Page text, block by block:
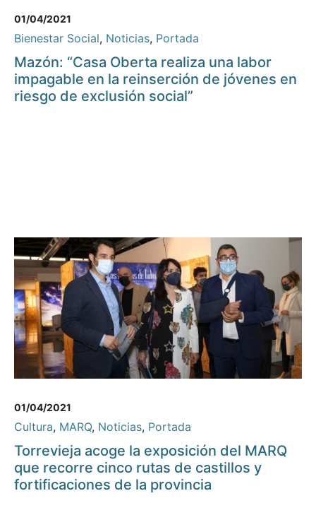
01/04/2021
Bienestar Social, Noticias, Portada
Mazón: “Casa Oberta realiza una labor
impagable en la reinserción de jóvenes en
riesgo de exclusión social”
01/04/2021
Cultura, MARQ, Noticias, Portada
Torrevieja acoge la exposición del MARQ
que recorre cinco rutas de castillos y
fortificaciones de la provincia